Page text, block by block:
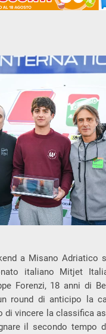
a Misano Adriatico
italiano Mitjet
Forenzi, 18 anni di
round di anticipo la
di vincere la classifica
il secondo tempo